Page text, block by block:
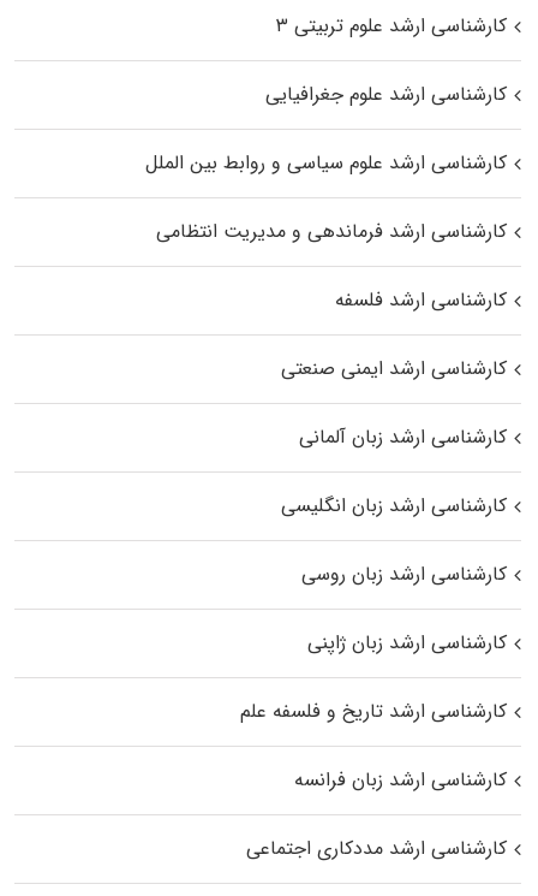
کارشناسی ارشد علوم تربیتی ۳
کارشناسی ارشد علوم جغرافیایی
کارشناسی ارشد علوم سیاسی و روابط بین الملل
کارشناسی ارشد فرماندهی و مدیریت انتظامی
کارشناسی ارشد فلسفه
کارشناسی ارشد ایمنی صنعتی
کارشناسی ارشد زبان آلمانی
کارشناسی ارشد زبان انگلیسی
کارشناسی ارشد زبان روسی
کارشناسی ارشد زبان ژاپنی
کارشناسی ارشد تاریخ و فلسفه علم
کارشناسی ارشد زبان فرانسه
کارشناسی ارشد مددکاری اجتماعی